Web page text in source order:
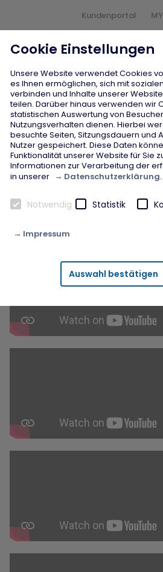
Cookie Einstellungen
Unsere Website verwendet Cookies
es Ihnen ermöglichen, sich mit
verbinden und Inhalte unserer
teilen. Darüber hinaus verwenden wir
statistischen Auswertung von
Nutzungsverhalten dienen. Hierbei
besuchte Seiten, Sitzungsdauern und
Nutzer gespeichert. Diese Daten
Funktionalität unserer Website für Sie
Informationen zur Verarbeitung der
in unserer
Datenschutzerklärung.
Notwendig Statistik
Impressum
Diese Cookies werden zur
Sicherheitsfunktionalitäten
reibungslosen Betrieb der Seite
„eingeloggt bleiben“, damit wir Ihnen
Besuch der Seite eine schnellere
ermöglichen können.
Statistik
Komfort
zu erleichtern. So können wir
anzuzeigen, die relevanter für Sie
beispielsweise Angebote
Auswahl bestätigen
Kundenportal
Startseite chevron_right Finanzielle Hilfe
Bescheid verstehen
Bescheid verstehen
nach dem SGB II?